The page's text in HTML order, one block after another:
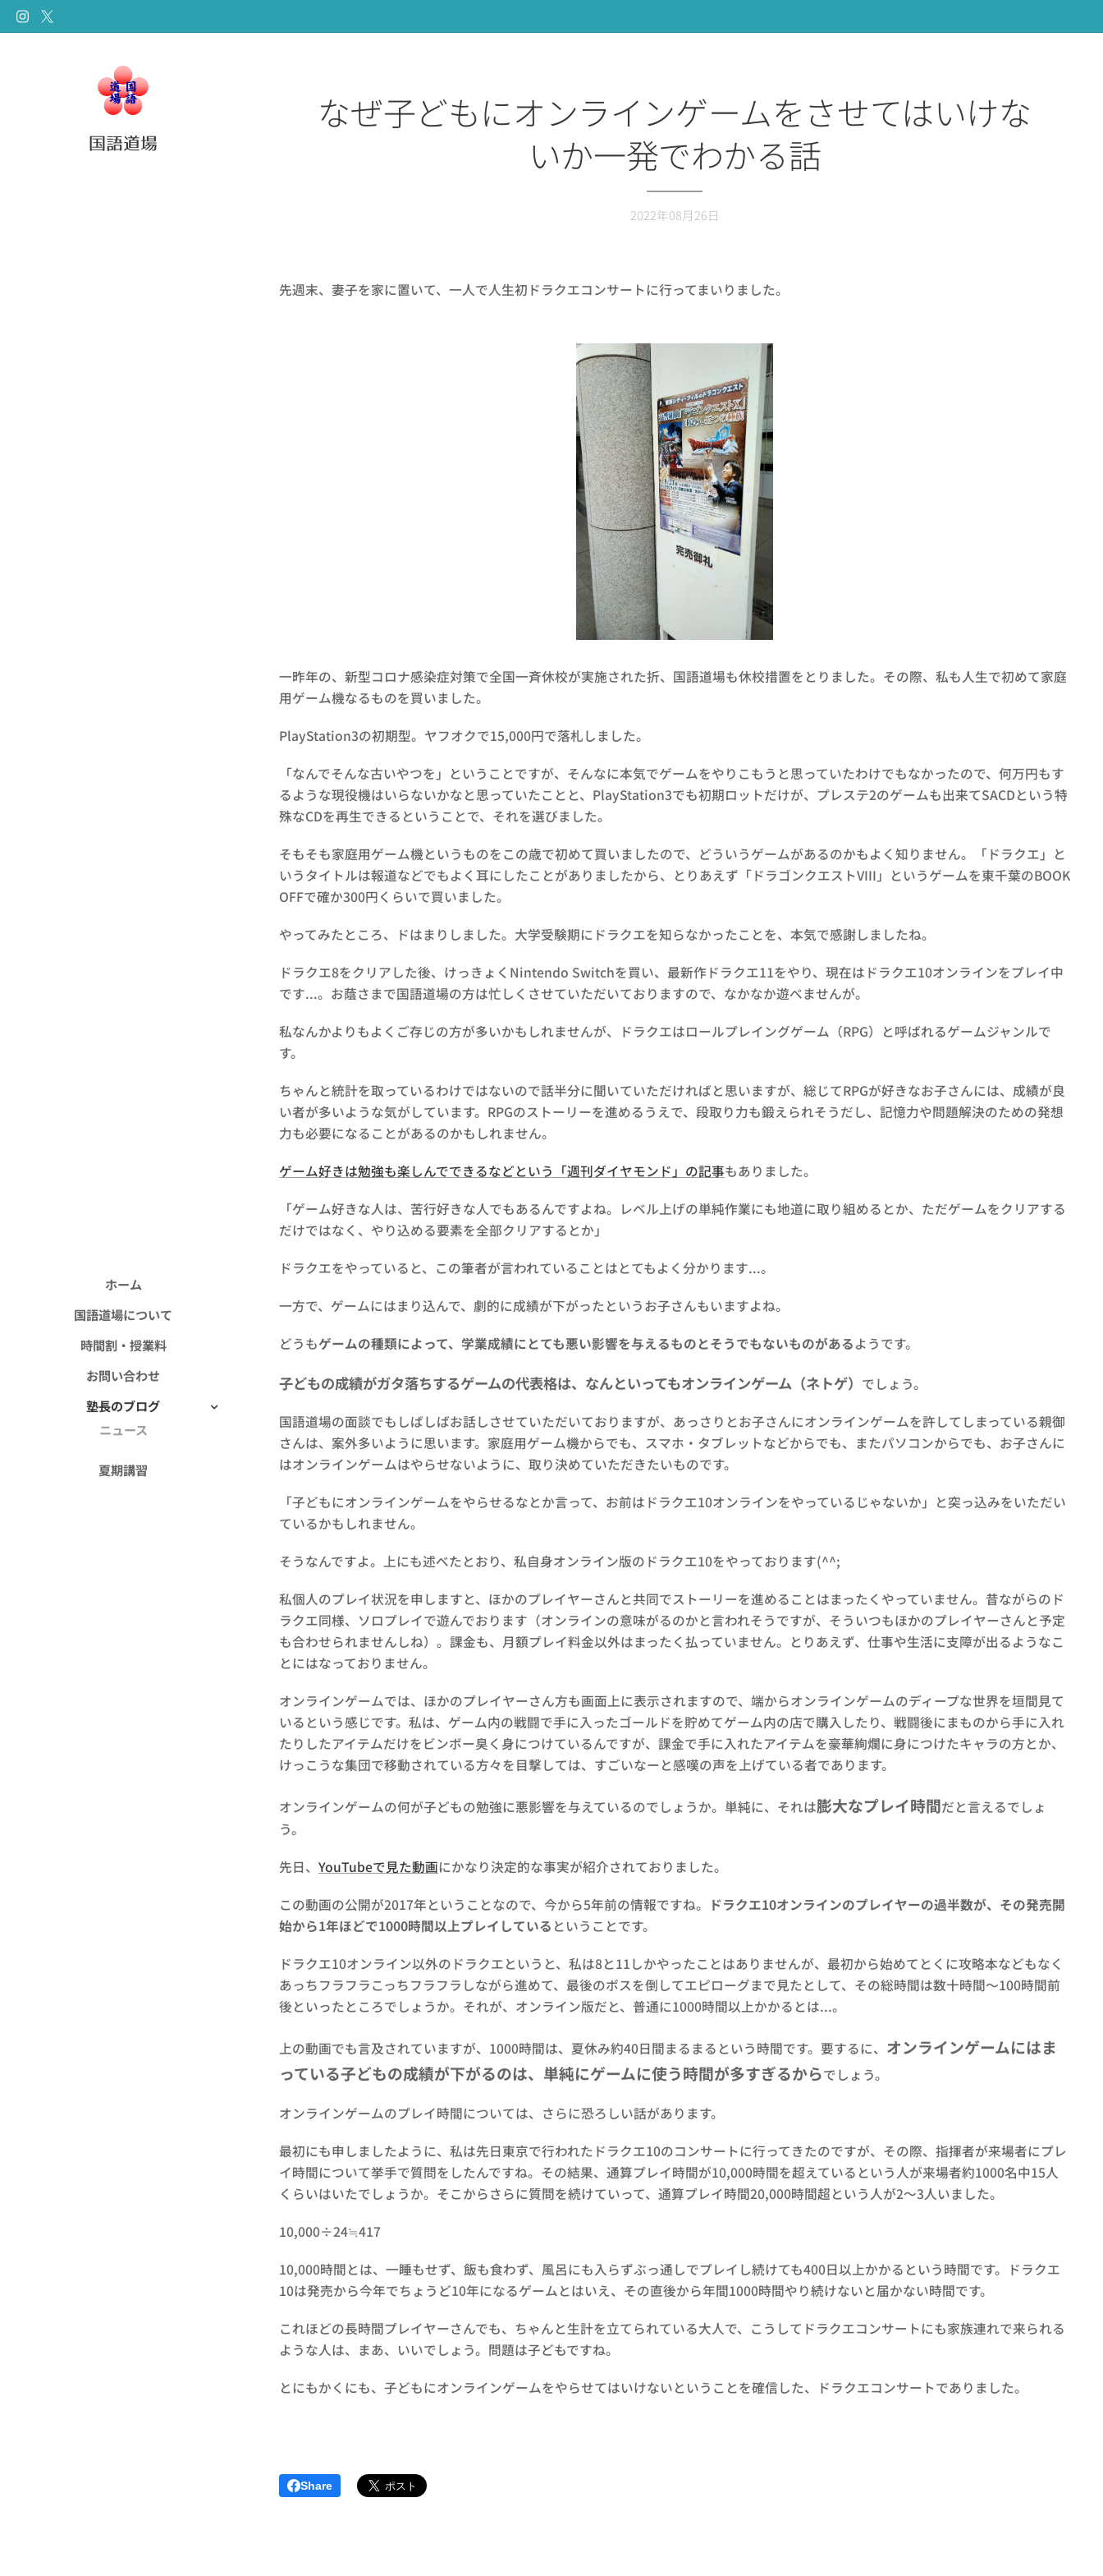
国語道場
ホーム
国語道場について
時間割・授業料
お問い合わせ
塾長のブログ
ニュース
夏期講習
なぜ子どもにオンラインゲームをさせてはいけな
いか一発でわかる話
2022年08月26日
先週末、妻子を家に置いて、一人で人生初ドラクエコンサートに行ってまいりました。
一昨年の、新型コロナ感染症対策で全国一斉休校が実施された折、国語道場も休校措置をとりました。その際、私も人生で初めて家庭
用ゲーム機なるものを買いました。
PlayStation3の初期型。ヤフオクで15,000円で落札しました。
「なんでそんな古いやつを」ということですが、そんなに本気でゲームをやりこもうと思っていたわけでもなかったので、何万円もす
るような現役機はいらないかなと思っていたことと、PlayStation3でも初期ロットだけが、プレステ2のゲームも出来てSACDという特
殊なCDを再生できるということで、それを選びました。
そもそも家庭用ゲーム機というものをこの歳で初めて買いましたので、どういうゲームがあるのかもよく知りません。「ドラクエ」と
いうタイトルは報道などでもよく耳にしたことがありましたから、とりあえず「ドラゴンクエストVIII」というゲームを東千葉のBOOK
OFFで確か300円くらいで買いました。
やってみたところ、ドはまりしました。大学受験期にドラクエを知らなかったことを、本気で感謝しましたね。
ドラクエ8をクリアした後、けっきょくNintendo Switchを買い、最新作ドラクエ11をやり、現在はドラクエ10オンラインをプレイ中
です...。お蔭さまで国語道場の方は忙しくさせていただいておりますので、なかなか遊べませんが。
私なんかよりもよくご存じの方が多いかもしれませんが、ドラクエはロールプレイングゲーム（RPG）と呼ばれるゲームジャンルで
す。
ちゃんと統計を取っているわけではないので話半分に聞いていただければと思いますが、総じてRPGが好きなお子さんには、成績が良
い者が多いような気がしています。RPGのストーリーを進めるうえで、段取り力も鍛えられそうだし、記憶力や問題解決のための発想
力も必要になることがあるのかもしれません。
ゲーム好きは勉強も楽しんでできるなどという「週刊ダイヤモンド」の記事もありました。
「ゲーム好きな人は、苦行好きな人でもあるんですよね。レベル上げの単純作業にも地道に取り組めるとか、ただゲームをクリアする
だけではなく、やり込める要素を全部クリアするとか」
ドラクエをやっていると、この筆者が言われていることはとてもよく分かります...。
一方で、ゲームにはまり込んで、劇的に成績が下がったというお子さんもいますよね。
どうもゲームの種類によって、学業成績にとても悪い影響を与えるものとそうでもないものがあるようです。
子どもの成績がガタ落ちするゲームの代表格は、なんといってもオンラインゲーム（ネトゲ） でしょう。
国語道場の面談でもしばしばお話しさせていただいておりますが、あっさりとお子さんにオンラインゲームを許してしまっている親御
さんは、案外多いように思います。家庭用ゲーム機からでも、スマホ・タブレットなどからでも、またパソコンからでも、お子さんに
はオンラインゲームはやらせないように、取り決めていただきたいものです。
「子どもにオンラインゲームをやらせるなとか言って、お前はドラクエ10オンラインをやっているじゃないか」と突っ込みをいただい
ているかもしれません。
そうなんですよ。上にも述べたとおり、私自身オンライン版のドラクエ10をやっております(^^;
私個人のプレイ状況を申しますと、ほかのプレイヤーさんと共同でストーリーを進めることはまったくやっていません。昔ながらのド
ラクエ同様、ソロプレイで遊んでおります（オンラインの意味がるのかと言われそうですが、そういつもほかのプレイヤーさんと予定
も合わせられませんしね）。課金も、月額プレイ料金以外はまったく払っていません。とりあえず、仕事や生活に支障が出るようなこ
とにはなっておりません。
オンラインゲームでは、ほかのプレイヤーさん方も画面上に表示されますので、端からオンラインゲームのディープな世界を垣間見て
いるという感じです。私は、ゲーム内の戦闘で手に入ったゴールドを貯めてゲーム内の店で購入したり、戦闘後にまものから手に入れ
たりしたアイテムだけをビンボー臭く身につけているんですが、課金で手に入れたアイテムを豪華絢爛に身につけたキャラの方とか、
けっこうな集団で移動されている方々を目撃しては、すごいなーと感嘆の声を上げている者であります。
オンラインゲームの何が子どもの勉強に悪影響を与えているのでしょうか。単純に、それは膨大なプレイ時間だと言えるでしょ
う。
先日、 YouTubeで見た動画にかなり決定的な事実が紹介されておりました。
この動画の公開が2017年ということなので、今から5年前の情報ですね。
ドラクエ10オンラインのプレイヤーの過半数が、その発売開
始から1年ほどで1000時間以上プレイしている ということです。
ドラクエ10オンライン以外のドラクエというと、私は8と11しかやったことはありませんが、最初から始めてとくに攻略本などもなく
あっちフラフラこっちフラフラしながら進めて、最後のボスを倒してエピローグまで見たとして、その総時間は数十時間～100時間前
後といったところでしょうか。それが、オンライン版だと、普通に1000時間以上かかるとは...。
上の動画でも言及されていますが、1000時間は、夏休み約40日間まるまるという時間です。要するに、 オンラインゲームにはま
っている子どもの成績が下がるのは、単純にゲームに使う時間が多すぎるからでしょう。
オンラインゲームのプレイ時間については、さらに恐ろしい話があります。
最初にも申しましたように、私は先日東京で行われたドラクエ10のコンサートに行ってきたのですが、その際、指揮者が来場者にプレ
イ時間について挙手で質問をしたんですね。その結果、通算プレイ時間が10,000時間を超えているという人が来場者約1000名中15人
くらいはいたでしょうか。そこからさらに質問を続けていって、通算プレイ時間20,000時間超という人が2～3人いました。
10,000÷24≒417
10,000時間とは、一睡もせず、飯も食わず、風呂にも入らずぶっ通しでプレイし続けても400日以上かかるという時間です。ドラクエ
10は発売から今年でちょうど10年になるゲームとはいえ、その直後から年間1000時間やり続けないと届かない時間です。
これほどの長時間プレイヤーさんでも、ちゃんと生計を立てられている大人で、こうしてドラクエコンサートにも家族連れで来られる
ような人は、まあ、いいでしょう。問題は子どもですね。
とにもかくにも、子どもにオンラインゲームをやらせてはいけないということを確信した、ドラクエコンサートでありました。
Share